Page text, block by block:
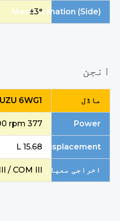
Mast Inclination (Side)
±3°
انجن
ماڈل 6WG1
Power
377 kW @ 1800 rpm
Displacement
15.68 L
اخراجی معیار / COM III